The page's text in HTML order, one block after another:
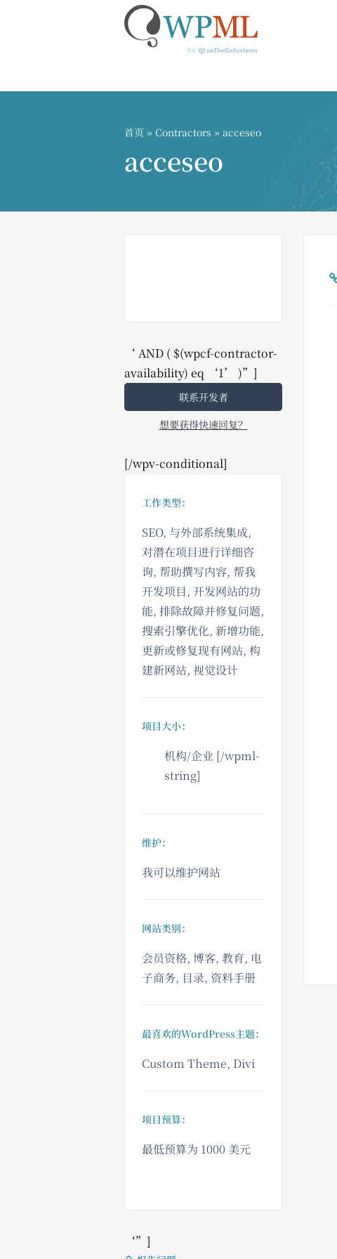
首页 » Contractors » acceseo
acceseo
‘ AND ( $(wpcf-contractor-
availability) eq ‘1’ )”]
联系开发者
想要获得快速回复？
[/wpv-conditional]
工作类型：
SEO, 与外部系统集成,
对潜在项目进行详细咨
询, 帮助撰写内容, 帮我
开发项目, 开发网站的功
能, 排除故障并修复问题,
搜索引擎优化, 新增功能,
更新或修复现有网站, 构
建新网站, 视觉设计
项目大小：
机构/企业 [/wpml-
string]
维护：
我可以维护网站
网站类别：
会员资格, 博客, 教育, 电
子商务, 目录, 资料手册
最喜欢的WordPress主题：
Custom Theme, Divi
项目预算：
最低预算为 1000 美元
‘”]